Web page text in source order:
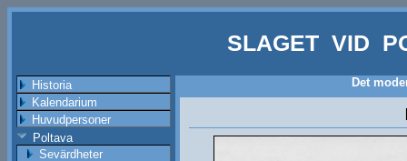
SLAGET VID
Historia
Kalendarium
Huvudpersoner
Poltava
Sevärdheter
Det